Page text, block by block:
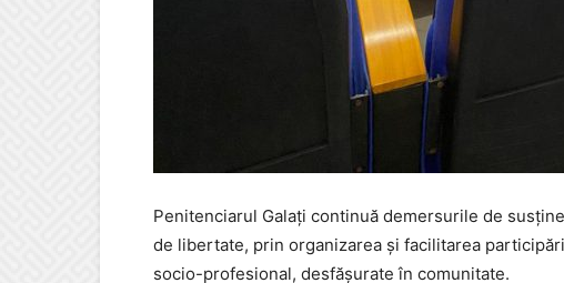
Penitenciarul Galați continuă demersurile de
de libertate, prin organizarea și facilitarea
socio-profesional, desfășurate în comunitate.